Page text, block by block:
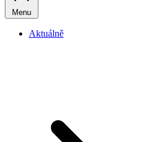
Menu
Aktuálně